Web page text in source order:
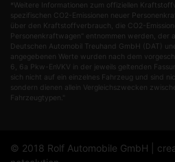
*Weitere Informationen zum offiziellen
spezifischen CO2-Emissionen neuer
über den Kraftstoffverbrauch, die CO2-
Personenkraftwagen" entnommen werden, der
Deutschen Automobil Treuhand GmbH (DAT)
angegebenen Werte wurden nach dem
6, 6a Pkw-EnVKV in der jeweils geltenden
sich nicht auf ein einzelnes Fahrzeug und sind
sondern dienen allein Vergleichszwecken
Fahrzeugtypen."
© 2018 Rolf Automobile GmbH |